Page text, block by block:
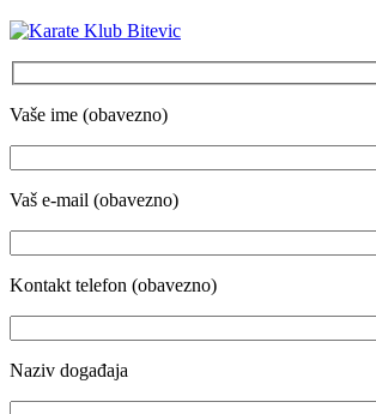
Vaše ime (obavezno)
Vaš e-mail (obavezno)
Kontakt telefon (obavezno)
Naziv događaja